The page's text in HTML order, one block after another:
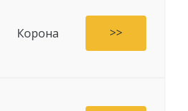
Корона >>